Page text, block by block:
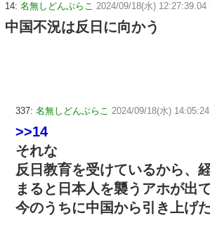
14: 名無しどんぶらこ 2024/09/18(水)
中国不況は反日に向かう
337: 名無しどんぶらこ 2024/09/18(水)
>>14
それな
反日教育を受けているから、
まると日本人を襲うアホが出
今のうちに中国から引き上げ